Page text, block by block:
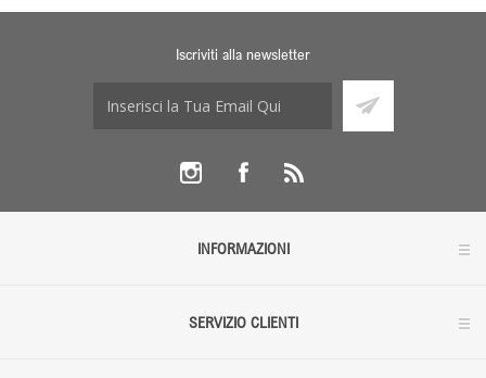
Iscriviti alla newsletter
INFORMAZIONI
SERVIZIO CLIENTI